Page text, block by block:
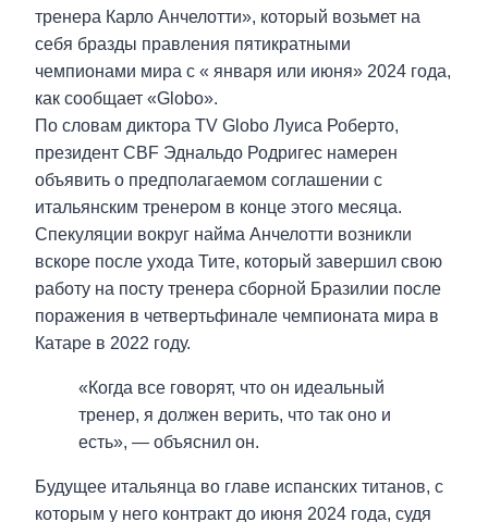
тренера Карло Анчелотти», который возьмет на
себя бразды правления пятикратными
чемпионами мира с « января или июня» 2024 года,
как сообщает «Globo».
По словам диктора TV Globo Луиса Роберто,
президент CBF Эднальдо Родригес намерен
объявить о предполагаемом соглашении с
итальянским тренером в конце этого месяца.
Спекуляции вокруг найма Анчелотти возникли
вскоре после ухода Тите, который завершил свою
работу на посту тренера сборной Бразилии после
поражения в четвертьфинале чемпионата мира в
Катаре в 2022 году.
«Когда все говорят, что он идеальный
тренер, я должен верить, что так оно и
есть», — объяснил он.
Будущее итальянца во главе испанских титанов, с
которым у него контракт до июня 2024 года, судя